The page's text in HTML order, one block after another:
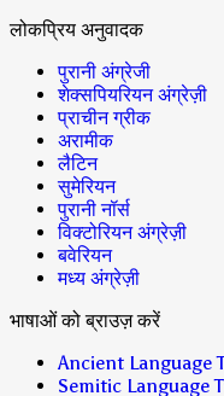
लोकप्रिय अनुवादक
पुरानी अंग्रेजी
शेक्सपियरियन अंग्रेज़ी
प्राचीन ग्रीक
अरामीक
लैटिन
सुमेरियन
पुरानी नॉर्स
विक्टोरियन अंग्रेज़ी
बवेरियन
मध्य अंग्रेज़ी
भाषाओं को ब्राउज़ करें
Ancient Language
Semitic Language